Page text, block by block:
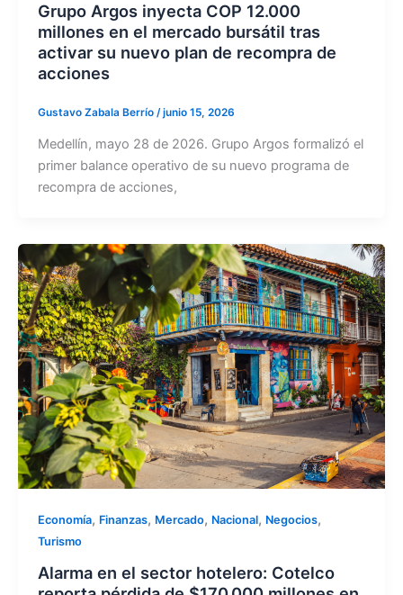
Grupo Argos inyecta COP 12.000
millones en el mercado bursátil tras
activar su nuevo plan de recompra de
acciones
Gustavo Zabala Berrío /junio 15, 2026
Medellín, mayo 28 de 2026. Grupo Argos formalizó el
primer balance operativo de su nuevo programa de
recompra de acciones,
Economía, Finanzas, Mercado, Nacional, Negocios,
Turismo
Alarma en el sector hotelero: Cotelco